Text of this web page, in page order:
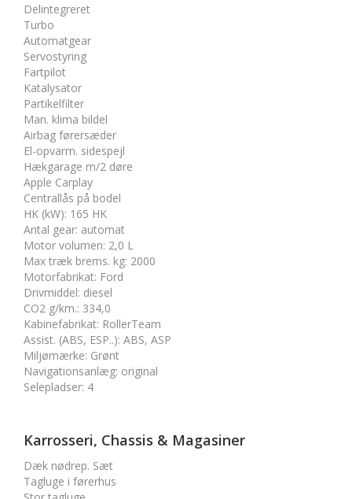
Delintegreret
Turbo
Automatgear
Servostyring
Fartpilot
Katalysator
Partikelfilter
Man. klima bildel
Airbag førersæder
El-opvarm. sidespejl
Hækgarage m/2 døre
Apple Carplay
Centrallås på bodel
HK (kW): 165 HK
Antal gear: automat
Motor volumen: 2,0 L
Max træk brems. kg: 2000
Motorfabrikat: Ford
Drivmiddel: diesel
CO2 g/km.: 334,0
Kabinefabrikat: RollerTeam
Assist. (ABS, ESP..): ABS, ASP
Miljømærke: Grønt
Navigationsanlæg: original
Selepladser: 4
Karrosseri, Chassis & Magasiner
Dæk nødrep. Sæt
Tagluge i førerhus